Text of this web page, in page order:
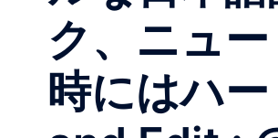
ク、ニュ
時にはハ